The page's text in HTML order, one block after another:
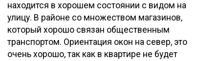
находится в хорошем состоянии с видом на
улицу. В районе со множеством магазинов,
который хорошо связан общественным
транспортом. Ориентация окон на север, это
очень хорошо, так как в квартире не будет